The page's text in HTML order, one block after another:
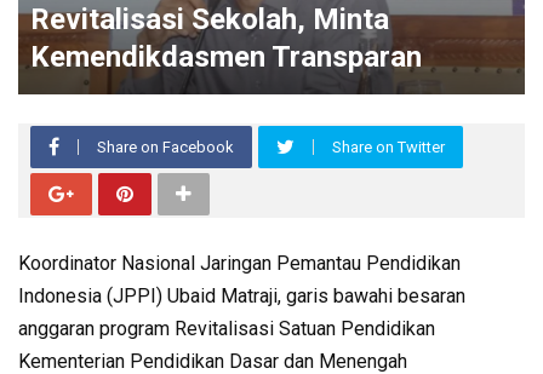
Revitalisasi Sekolah, Minta
Kemendikdasmen Transparan
Share on Facebook Share on Twitter
Koordinator Nasional Jaringan Pemantau Pendidikan
Indonesia (JPPI) Ubaid Matraji, garis bawahi besaran
anggaran program Revitalisasi Satuan Pendidikan
Kementerian Pendidikan Dasar dan Menengah